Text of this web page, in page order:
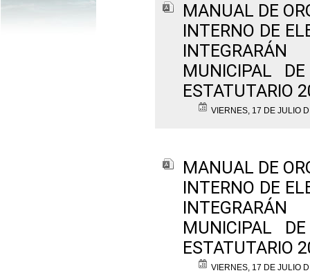
MANUAL DE
INTERNO DE
MUNICIPAL
ESTATUTARIO
VIERNES, 17 DE JULIO
MANUAL DE
INTERNO DE
MUNICIPAL
ESTATUTARIO
VIERNES, 17 DE JULIO